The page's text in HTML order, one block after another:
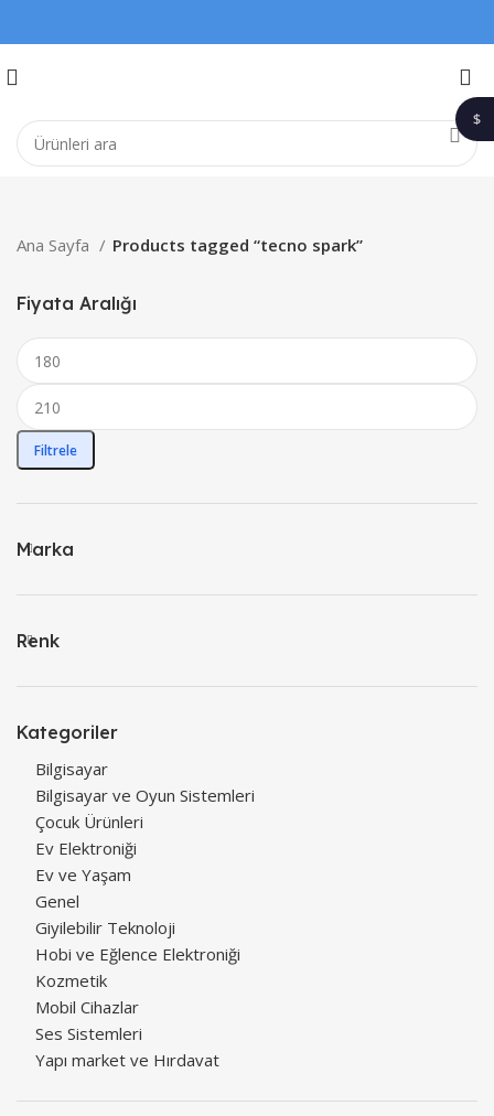
Ana Sayfa Products tagged “tecno spark”
Fiyata Aralığı
Filtrele
Marka
Renk
Kategoriler
Bilgisayar
Bilgisayar ve Oyun Sistemleri
Çocuk Ürünleri
Ev Elektroniği
Ev ve Yaşam
Genel
Giyilebilir Teknoloji
Hobi ve Eğlence Elektroniği
Kozmetik
Mobil Cihazlar
Ses Sistemleri
Yapı market ve Hırdavat
$